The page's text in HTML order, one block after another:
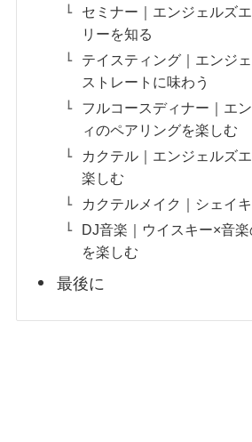
セミナー｜エンジェルズ
リーを知る
テイスティング｜エンジ
ストレートに味わう
フルコースディナー｜エ
ィのペアリングを楽しむ
カクテル｜エンジェルズ
楽しむ
カクテルメイク｜シェイ
DJ音楽｜ウイスキー×音楽
を楽しむ
最後に